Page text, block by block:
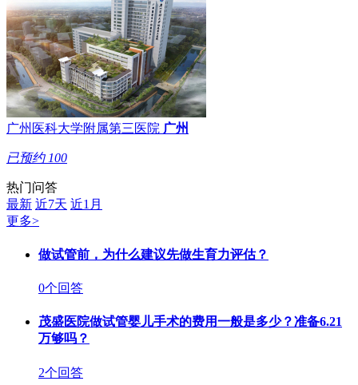
广州医科大学附属第三医院 广州
已预约 100
热门问答
最新 近7天 近1月
更多>
做试管前，为什么建议先做生育力评估？
0个回答
茂盛医院做试管婴儿手术的费用一般是多少？准备6.21
万够吗？
2个回答